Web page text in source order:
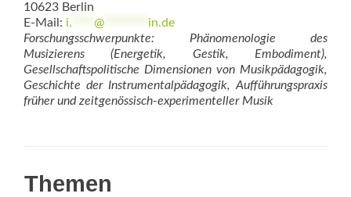
10623 Berlin
E-Mail: i. @
in.de
Forschungsschwerpunkte: Phänomenologie des
Musizierens (Energetik, Gestik, Embodiment),
Gesellschaftspolitische Dimensionen von Musikpädagogik,
Geschichte der Instrumentalpädagogik, Aufführungspraxis
früher und zeitgenössisch-experimenteller Musik
Themen